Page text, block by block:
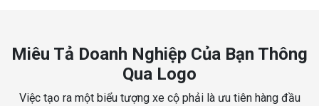
Miêu Tả Doanh Nghiệp Của Bạn Thông
Qua Logo
Việc tạo ra một biểu tượng xe cộ phải là ưu tiên hàng đầu